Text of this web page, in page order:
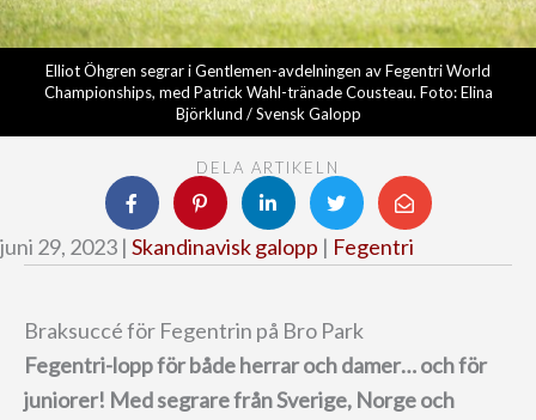
Elliot Öhgren segrar i Gentlemen-avdelningen av Fegentri World
Championships, med Patrick Wahl-tränade Cousteau. Foto: Elina
Björklund / Svensk Galopp
DELA ARTIKELN
juni 29, 2023 | Skandinavisk galopp | Fegentri
Braksuccé för Fegentrin på Bro Park
Fegentri-lopp för både herrar och damer… och för
juniorer! Med segrare från Sverige, Norge och